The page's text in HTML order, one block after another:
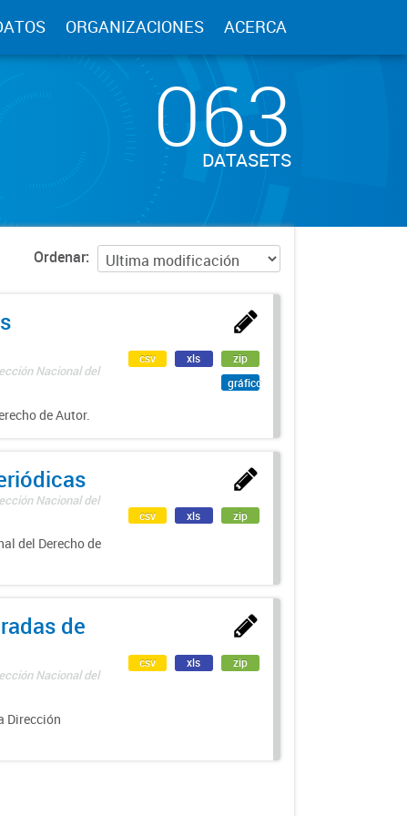
ORGANIZACIONES ACERCA
063
DATASETS
Ordenar
Nacional del
de Autor.
csv xls
zip
gráfico
Nacional del
del Derecho de
csv xls zip
de
Nacional del
Dirección
csv xls zip